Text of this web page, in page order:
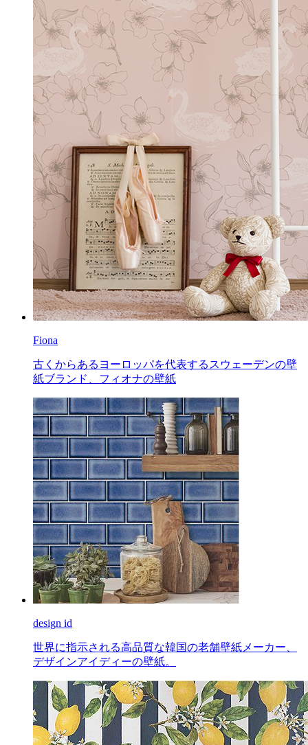
Fiona
古くからあるヨーロッパを代表するスウェーデンの壁
紙ブランド、フィオナの壁紙
design id
世界に指示される高品質な韓国の老舗壁紙メーカー、
デザインアイディーの壁紙。